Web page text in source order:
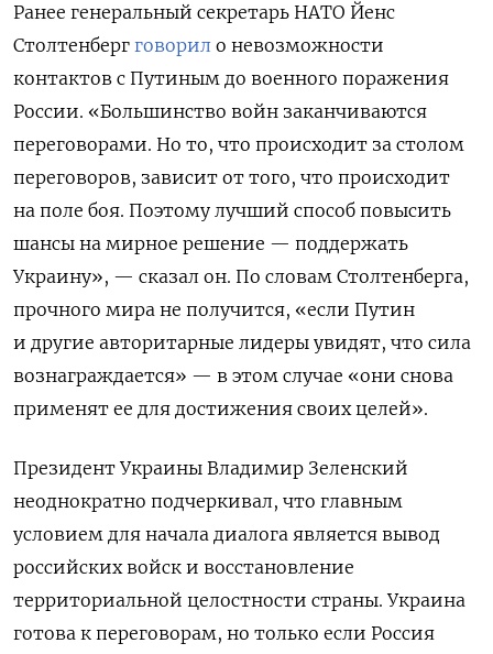
Ранее генеральный секретарь НАТО Йенс
Столтенберг говорил о невозможности
контактов с Путиным до военного поражения
России. «Большинство войн заканчиваются
переговорами. Но то, что происходит за столом
переговоров, зависит от того, что происходит
на поле боя. Поэтому лучший способ повысить
шансы на мирное решение — поддержать
Украину», — сказал он. По словам Столтенберга,
прочного мира не получится, «если Путин
и другие авторитарные лидеры увидят, что сила
вознаграждается» — в этом случае «они снова
применят ее для достижения своих целей».
Президент Украины Владимир Зеленский
неоднократно подчеркивал, что главным
условием для начала диалога является вывод
российских войск и восстановление
территориальной целостности страны. Украина
готова к переговорам, но только если Россия